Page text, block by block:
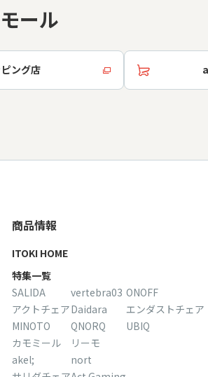
ール
ング店
商品情報
ITOKI HOME
特集一覧
SALIDA
アクトチェア
MINOTO
カモミール
akel;
vertebra03
Daidara
QNORQ
リーモ
nort
ONOFF
エンダストチェア
UBIQ